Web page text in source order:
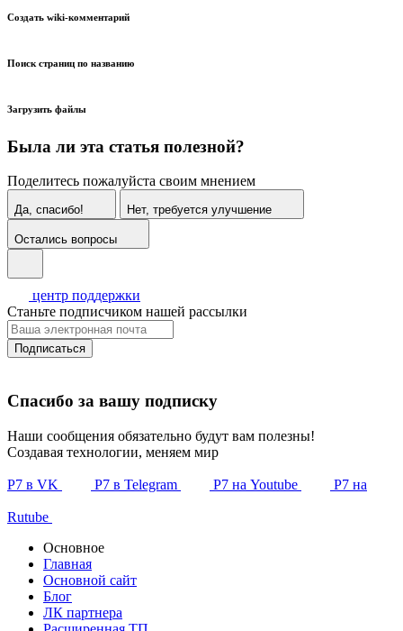
Создать wiki-комментарий
Поиск страниц по названию
Загрузить файлы
Была ли эта статья полезной?
Поделитесь пожалуйста своим мнением
Да, спасибо! Нет, требуется улучшение
Остались вопросы
центр поддержки
Станьте подписчиком нашей рассылки
Подписаться
Спасибо за вашу подписку
Наши сообщения обязательно будут вам полезны!
Создавая технологии, меняем мир
Р7 в VK Р7 в Telegram Р7 на Youtube Р7 на
Rutube
Основное
Главная
Основной сайт
Блог
ЛК партнера